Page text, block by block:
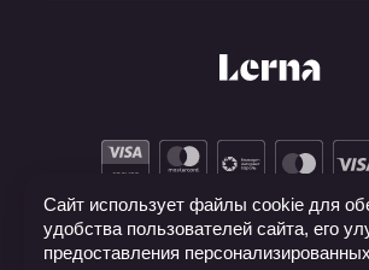
Сайт использует файлы cookie для
удобства пользователей сайта, его
предоставления персонализированных